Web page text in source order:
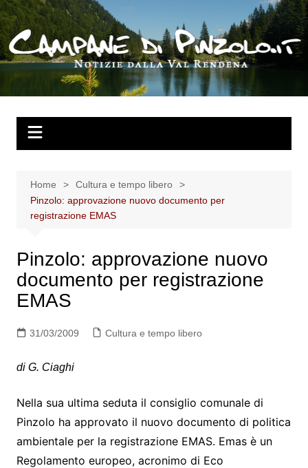
Salta
al
contenuto
Home
Cultura e tempo libero
Pinzolo: approvazione nuovo documento per
registrazione EMAS
Pinzolo: approvazione nuovo
documento per registrazione
EMAS
31/03/2009 Cultura e tempo libero
di G. Ciaghi
Nella sua ultima seduta il consiglio comunale di
Pinzolo ha approvato il nuovo documento di politica
ambientale per la registrazione EMAS. Emas è un
Regolamento europeo, acronimo di Eco